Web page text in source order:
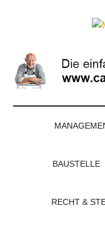
Magazin
für
Maler
und
BAUSTELLE
RECHT &